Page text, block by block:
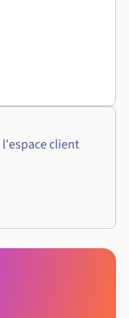
client